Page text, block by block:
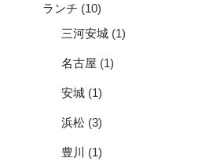
ランチ (10)
三河安城 (1)
名古屋 (1)
安城 (1)
浜松 (3)
豊川 (1)